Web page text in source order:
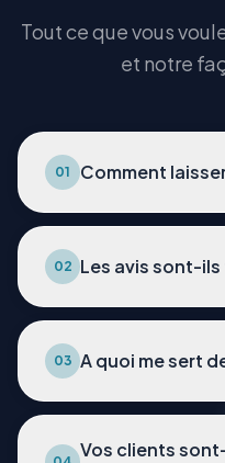
Tout ce que vous
et notre
01 Comment
02 Les avis sont-
03 A quoi me sert
Vos clients